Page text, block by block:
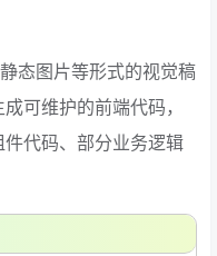
态图片等形式的视觉稿
可维护的前端代码，
代码、部分业务逻辑